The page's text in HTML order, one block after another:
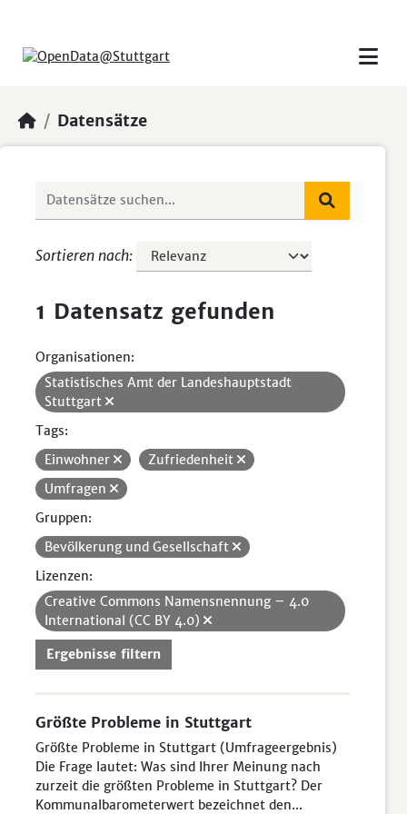
Datensätze
Sortieren nach
1 Datensatz gefunden
Organisationen:
Statistisches Amt der Landeshauptstadt
Stuttgart
Tags:
Einwohner
Zufriedenheit
Umfragen
Gruppen:
Bevölkerung und Gesellschaft
Lizenzen:
Creative Commons Namensnennung – 4.0
International (CC BY 4.0)
Ergebnisse filtern
Größte Probleme in Stuttgart
Größte Probleme in Stuttgart (Umfrageergebnis)
Die Frage lautet: Was sind Ihrer Meinung nach
zurzeit die größten Probleme in Stuttgart? Der
Kommunalbarometerwert bezeichnet den...